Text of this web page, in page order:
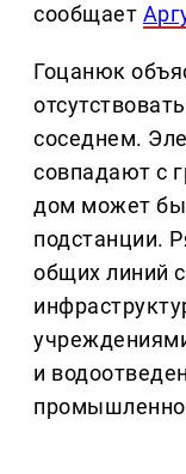
сообщает
Гоцанюк
соседнем.
совпадают с
дом может
подстанции.
общих линий
и